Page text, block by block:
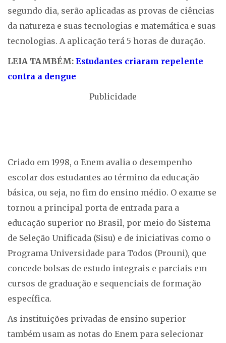
segundo dia, serão aplicadas as provas de ciências
da natureza e suas tecnologias e matemática e suas
tecnologias. A aplicação terá 5 horas de duração.
LEIA TAMBÉM: Estudantes criaram repelente
contra a dengue
Publicidade
Criado em 1998, o Enem avalia o desempenho
escolar dos estudantes ao término da educação
básica, ou seja, no fim do ensino médio. O exame se
tornou a principal porta de entrada para a
educação superior no Brasil, por meio do Sistema
de Seleção Unificada (Sisu) e de iniciativas como o
Programa Universidade para Todos (Prouni), que
concede bolsas de estudo integrais e parciais em
cursos de graduação e sequenciais de formação
específica.
As instituições privadas de ensino superior
também usam as notas do Enem para selecionar